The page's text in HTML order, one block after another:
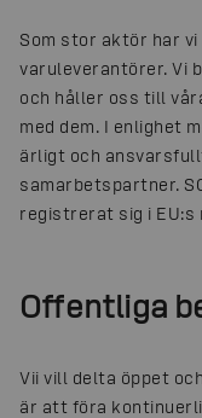
Som stor aktör har
varuleverantörer. Vi
och håller oss till
med dem. I enlighet
ärligt och
samarbetspartner.
registrerat sig i EU:s
Offentliga
Vii vill delta öppet
är att föra